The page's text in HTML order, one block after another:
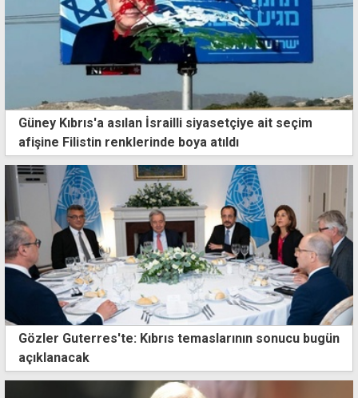
Güney Kıbrıs'a asılan İsrailli siyasetçiye ait seçim
afişine Filistin renklerinde boya atıldı
Gözler Guterres'te: Kıbrıs temaslarının sonucu bugün
açıklanacak